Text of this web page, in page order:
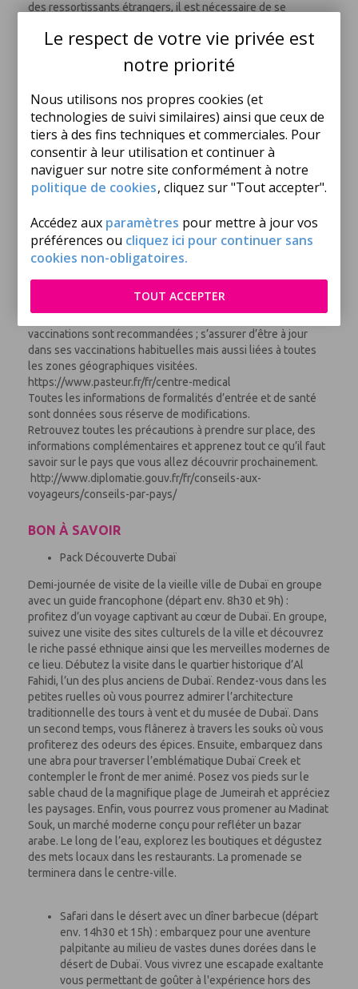
Le respect de votre vie privée est
notre priorité
Nous utilisons nos propres cookies (et
technologies de suivi similaires) ainsi que ceux de
tiers à des fins techniques et commerciales. Pour
consentir à leur utilisation et continuer à
naviguer sur notre site conformément à notre
politique de cookies, cliquez sur "Tout accepter".
Accédez aux paramètres pour mettre à jour vos
préférences ou cliquez ici pour continuer sans
cookies non-obligatoires.
TOUT ACCEPTER
des ressortissants étrangers, il est nécessaire de se
ambassades…).
pièce d’identité (voir les conditions d’entrée du pays) et de
accompagnés de leurs représentants légaux. Les mêmes
règles s'appliquent aux bébés.
www.service-public.fr/particuliers/vosdroits/F1922
Les passagers en transit dans un pays différent de leur
destination finale sont priés de vérifier les formalités
d'entrée spécifiques à ce pays.
Santé
Un séjour à l’étranger implique pour tout voyageur de
prendre certaines précautions de santé. Renseignez-vous
vaccinations sont recommandées ; s’assurer d’être à jour
dans ses vaccinations habituelles mais aussi liées à toutes
les zones géographiques visitées.
https://www.pasteur.fr/fr/centre-medical
Toutes les informations de formalités d’entrée et de santé
sont données sous réserve de modifications.
Retrouvez toutes les précautions à prendre sur place, des
informations complémentaires et apprenez tout ce qu’il faut
savoir sur le pays que vous allez découvrir prochainement.
http://www.diplomatie.gouv.fr/fr/conseils-aux-
voyageurs/conseils-par-pays/
BON À SAVOIR
Pack Découverte Dubaï
Demi-journée de visite de la vieille ville de Dubaï en groupe
avec un guide francophone (départ env. 8h30 et 9h) :
profitez d’un voyage captivant au cœur de Dubaï. En groupe,
suivez une visite des sites culturels de la ville et découvrez
le riche passé ethnique ainsi que les merveilles modernes de
ce lieu. Débutez la visite dans le quartier historique d’Al
Fahidi, l’un des plus anciens de Dubaï. Rendez-vous dans les
petites ruelles où vous pourrez admirer l’architecture
traditionnelle des tours à vent et du musée de Dubaï. Dans
un second temps, vous flânerez à travers les souks où vous
profiterez des odeurs des épices. Ensuite, embarquez dans
une abra pour traverser l’emblématique Dubaï Creek et
contempler le front de mer animé. Posez vos pieds sur le
sable chaud de la magnifique plage de Jumeirah et appréciez
les paysages. Enfin, vous pourrez vous promener au Madinat
Souk, un marché moderne conçu pour refléter un bazar
arabe. Le long de l’eau, explorez les boutiques et dégustez
des mets locaux dans les restaurants. La promenade se
terminera dans le centre-ville.
Safari dans le désert avec un dîner barbecue (départ
env. 14h30 et 15h) : embarquez pour une aventure
palpitante au milieu de vastes dunes dorées dans le
désert de Dubaï. Vous vivrez une escapade exaltante
vous permettant de goûter à l'expérience hors des